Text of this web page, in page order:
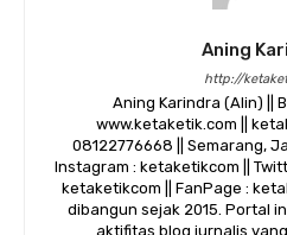
Aning
http://
Aning Karindra (Alin) ||
www.ketaketik.com ||
08122776668 || Semarang,
Instagram : ketaketikcom ||
ketaketikcom || FanPage :
dibangun sejak 2015. Portal
aktifitas blog jurnalis